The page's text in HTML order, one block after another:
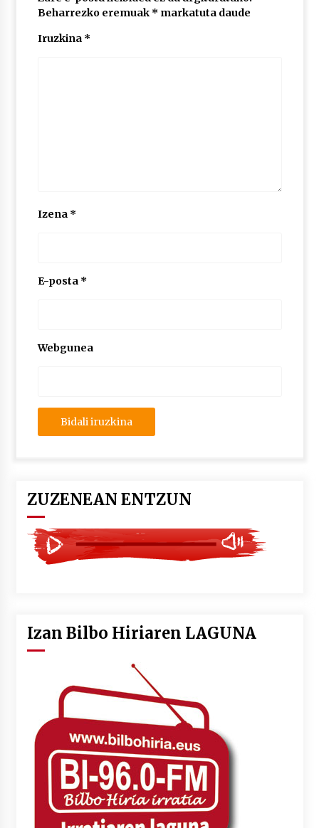
Beharrezko eremuak * markatuta daude
Iruzkina *
Izena *
E-posta *
Webgunea
ZUZENEAN ENTZUN
Izan Bilbo Hiriaren LAGUNA